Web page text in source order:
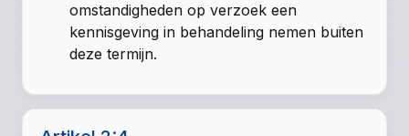
omstandigheden op verzoek een
kennisgeving in behandeling nemen buiten
deze termijn.